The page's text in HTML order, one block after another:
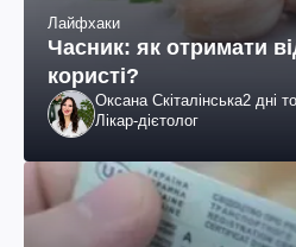
Лайфхаки
Часник: як отримати
користі?
Оксана Скіталінська2 дні
Лікар-дієтолог